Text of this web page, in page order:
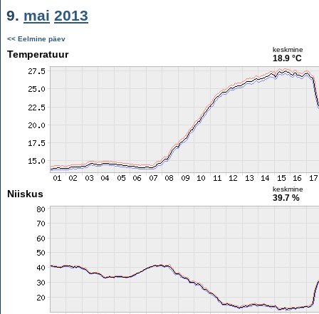
9. mai 2013
<< Eelmine päev
Temperatuur keskmine
18.9 °C
Niiskus keskmine
39.7 %